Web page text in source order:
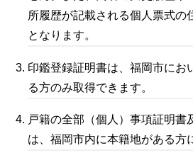
所履歴が記載される個人票式の
となります。
印鑑登録証明書は、福岡市にお
る方のみ取得できます。
戸籍の全部（個人）事項証明書
は、福岡市内に本籍地がある方